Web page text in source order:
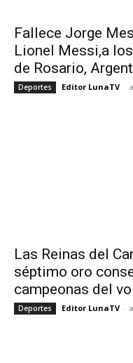
Fallece Jorge
Lionel Messi,a
de Rosario,
Deportes Editor LunaTV -
Las Reinas del
séptimo oro
campeonas del
Deportes Editor LunaTV -